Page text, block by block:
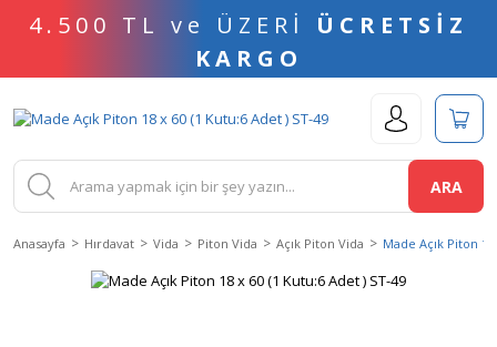
4.500 TL ve ÜZERİ ÜCRETSİZ
KARGO
ARA
Anasayfa Hırdavat Vida Piton Vida Açık Piton Vida Made Açık Piton